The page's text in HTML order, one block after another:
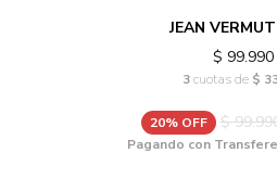
JEAN
$ 99.990
3cuotas de $
20% OFF $
Pagando con